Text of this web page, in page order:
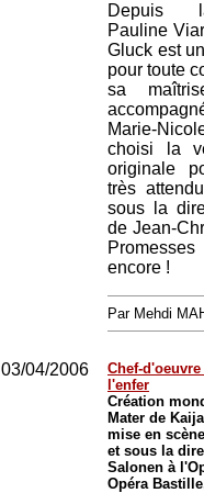
Depuis
Pauline
Gluck est
pour toute
sa
Marie-
choisi la
originale
très
sous la
de Jean-
encore !
Par Mehdi
03/04/2006
Chef-
l'enfer
Création
Mater de
mise en
et sous la
Salonen à
Opéra